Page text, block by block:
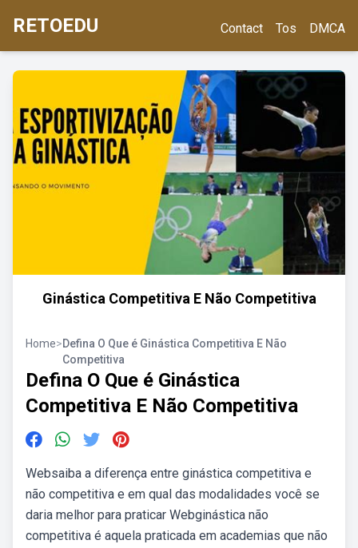
RETOEDU Contact Tos DMCA
Ginástica Competitiva E Não Competitiva
Home>Defina O Que é Ginástica Competitiva E Não
Competitiva
Defina O Que é Ginástica
Competitiva E Não Competitiva
Websaiba a diferença entre ginástica competitiva e
não competitiva e em qual das modalidades você se
daria melhor para praticar Webginástica não
competitiva é aquela praticada em academias que não